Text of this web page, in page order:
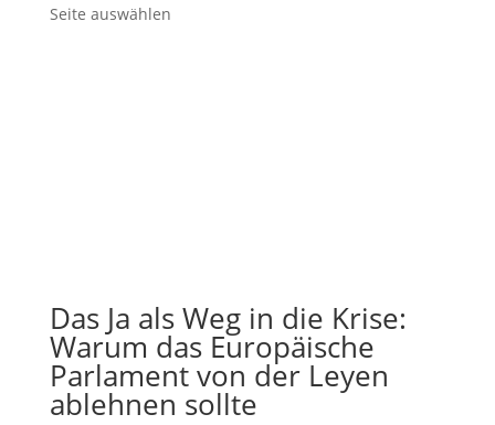
Seite auswählen
Das Ja als Weg in die Krise:
Warum das Europäische
Parlament von der Leyen
ablehnen sollte